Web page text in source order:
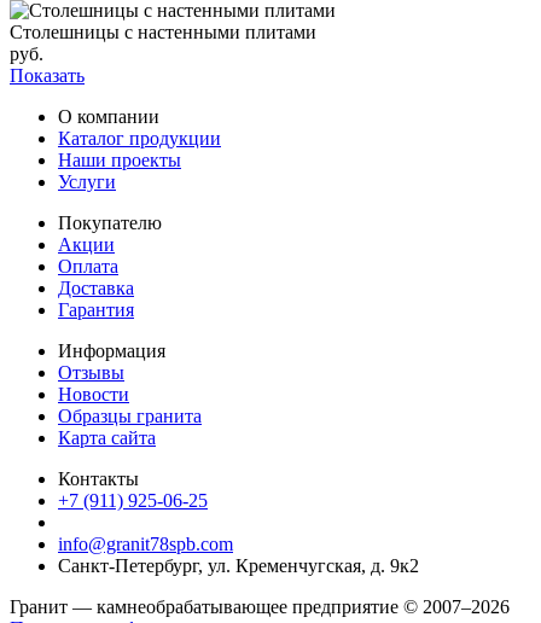
Столешницы с настенными плитами
руб.
Показать
О компании
Каталог продукции
Наши проекты
Услуги
Покупателю
Акции
Оплата
Доставка
Гарантия
Информация
Отзывы
Новости
Образцы гранита
Карта сайта
Контакты
+7 (911) 925-06-25
info@granit78spb.com
Санкт-Петербург, ул. Кременчугская, д. 9к2
Гранит — камнеобрабатывающее предприятие © 2007–2026